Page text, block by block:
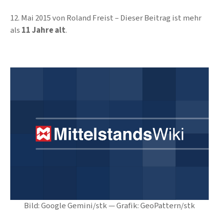
Bild: Google Gemini/stk — Grafik: GeoPattern/stk
12. Mai 2015von Roland Freist
Dieser Beitrag ist mehr
als 11 Jahre alt.